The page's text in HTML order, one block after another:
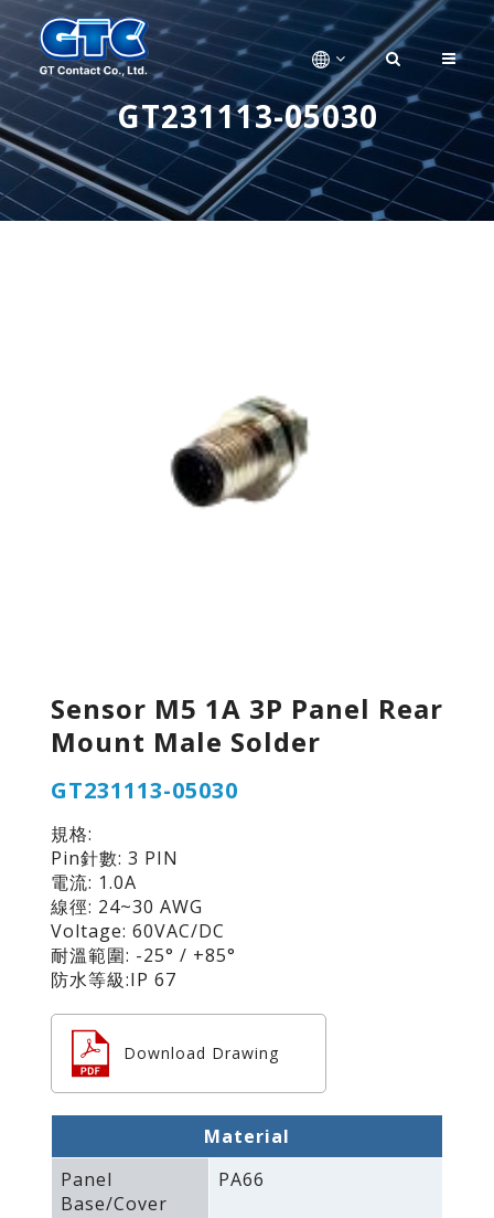
GT231113-05030
Sensor M5 1A 3P Panel Rear
Mount Male Solder
GT231113-05030
規格:
Pin針數: 3 PIN
電流: 1.0A
線徑: 24~30 AWG
Voltage: 60VAC/DC
耐溫範圍: -25° / +85°
防水等級:IP 67
Download Drawing
Material
Panel
Base/Cover
PA66